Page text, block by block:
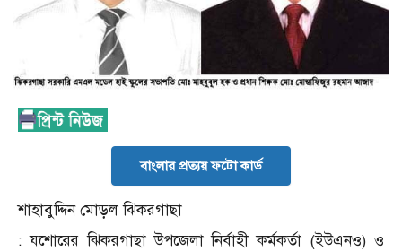
বাংলার প্রত্যয় ফটো কার্ড
শাহাবুদ্দিন মোড়ল ঝিকরগাছা
: যশোরের ঝিকরগাছা উপজেলা নির্বাহী কর্মকর্তা (ইউএনও) ও